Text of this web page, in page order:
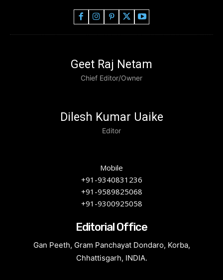
Geet Raj Netam
Chief Editor/Owner
Dilesh Kumar Uaike
Editor
Mobile
+91-9340831236
+91-9589825068
+91-9300925058
Editorial Office
Gan Peeth, Gram Panchayat Dondaro, Korba,
Chhattisgarh, INDIA.